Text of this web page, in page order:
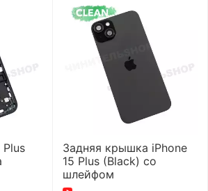
Plus
Задняя крышка iPhone
15 Plus (Black) со
шлейфом